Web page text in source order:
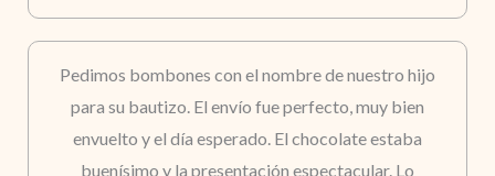
Pedimos bombones con el nombre de nuestro hijo
para su bautizo. El envío fue perfecto, muy bien
envuelto y el día esperado. El chocolate estaba
buenísimo y la presentación espectacular. Lo